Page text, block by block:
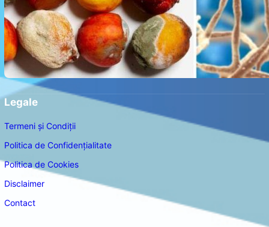
Legale
Termeni și Condiții
Politica de Confidențialitate
Politica de Cookies
Disclaimer
Contact